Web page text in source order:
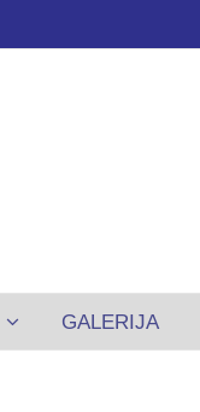
GALERIJA